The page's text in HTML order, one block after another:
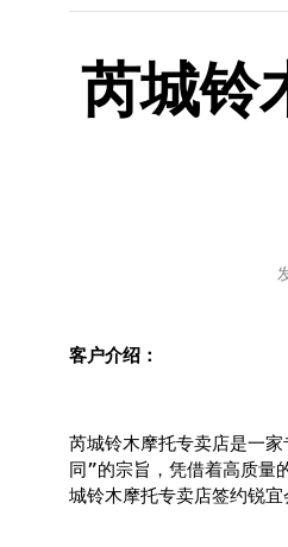
芮城铃
客户介绍：
芮城铃木摩托专卖店是一
同”的宗旨，凭借着高质量
城铃木摩托专卖店签约锐宜